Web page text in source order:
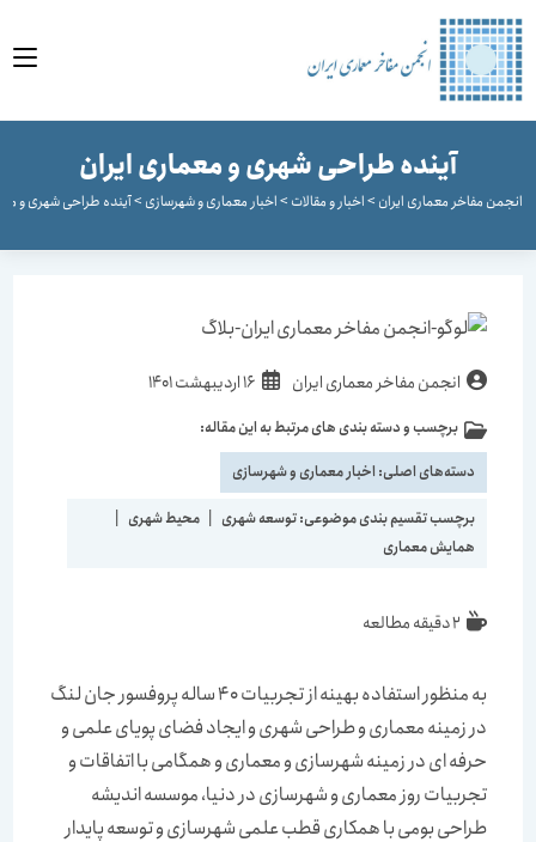
آینده طراحی شهری و معماری ایران
مفاخر معماری ایران>اخبار و مقالات>اخبار معماری و شهرسازی>آینده طراحی شهری و
انجمن مفاخر معماری ایران 16 اردیبهشت 1401
برچسب و دسته بندی های مرتبط به این مقاله:
دسته‌های اصلی:اخبار معماری و شهرسازی
برچسب تقسیم بندی موضوعی:توسعه شهری | محیط شهری |
همایش معماری
2 دقیقه مطالعه
به منظور استفاده بهینه از تجربیات 40 ساله پروفسور جان لنگ
در زمینه معماری و طراحی شهری و ایجاد فضای پویای علمی و
حرفه ای در زمینه شهرسازی و معماری و همگامی با اتفاقات و
تجربیات روز معماری و شهرسازی در دنیا، موسسه اندیشه
طراحی بومی با همکاری قطب علمی شهرسازی و توسعه پایدار